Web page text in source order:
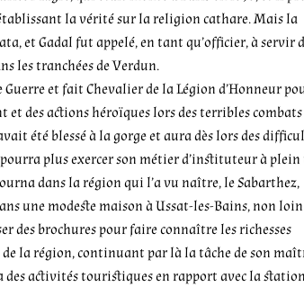
la vérité sur la religion cathare. Mais la
et Gadal fut appelé, en tant qu’officier, à servir
les tranchées de Verdun.
Guerre et fait Chevalier de la Légion d’Honneur
et des actions héroïques lors des terribles
été blessé à la gorge et aura dès lors des
plus exercer son métier d’instituteur à plein
dans la région qui l’a vu naître, le Sabarthez,
une modeste maison à Ussat-les-Bains, non loin
des brochures pour faire connaître les richesses
la région, continuant par là la tâche de son
des activités touristiques en rapport avec la station